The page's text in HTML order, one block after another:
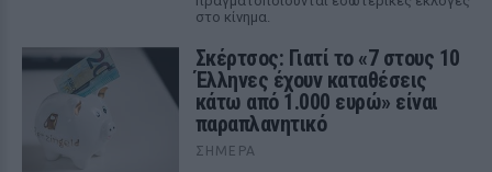
στο κίνημα.
Σκέρτσος: Γιατί το «7 στους 10
Έλληνες έχουν καταθέσεις
κάτω από 1.000 ευρώ» είναι
παραπλανητικό
ΣΉΜΕΡΑ